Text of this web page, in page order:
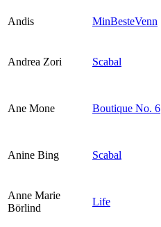
Andis MinBesteVenn
Andrea Zori Scabal
Ane Mone Boutique No. 6
Anine Bing Scabal
Anne Marie
Börlind
Life